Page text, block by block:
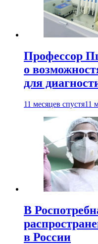
Профессор
о
для
11 месяцев спустя11
В
в России